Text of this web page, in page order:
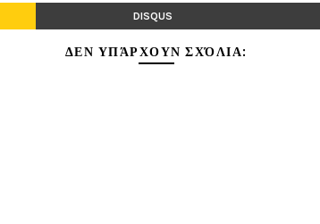
DISQUS
ΔΕΝ ΥΠΆΡΧΟΥΝ ΣΧΌΛΙΑ: